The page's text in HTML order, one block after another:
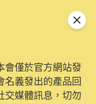
會僅於官方網站發
名義發出的產品回
交媒體訊息，切勿
關閉